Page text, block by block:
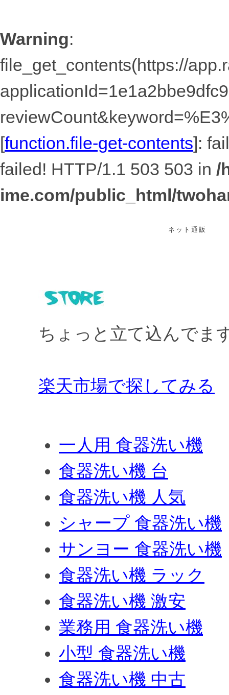
Warning:
file_get_contents(https://
[function.file-get-contents]:
failed! HTTP/1.1 503 503 in /
ime.com/public_html/
ネット通販
ちょっと立て込んでま
楽天市場で探してみる
一人用 食器洗い機
食器洗い機 台
食器洗い機 人気
シャープ 食器洗い機
サンヨー 食器洗い機
食器洗い機 ラック
食器洗い機 激安
業務用 食器洗い機
小型 食器洗い機
食器洗い機 中古